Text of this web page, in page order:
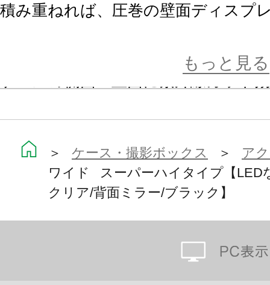
積み重ねれば、圧巻の壁面ディスプ
【背面ミラー】
背面のアクリルミラーに光が反射し
コレクションの後ろ姿もお楽しみい
もっと見る
＞ ケース・撮影ボックス ＞ ア
ワイド スーパーハイタイプ【LED
クリア/背面ミラー/ブラック】